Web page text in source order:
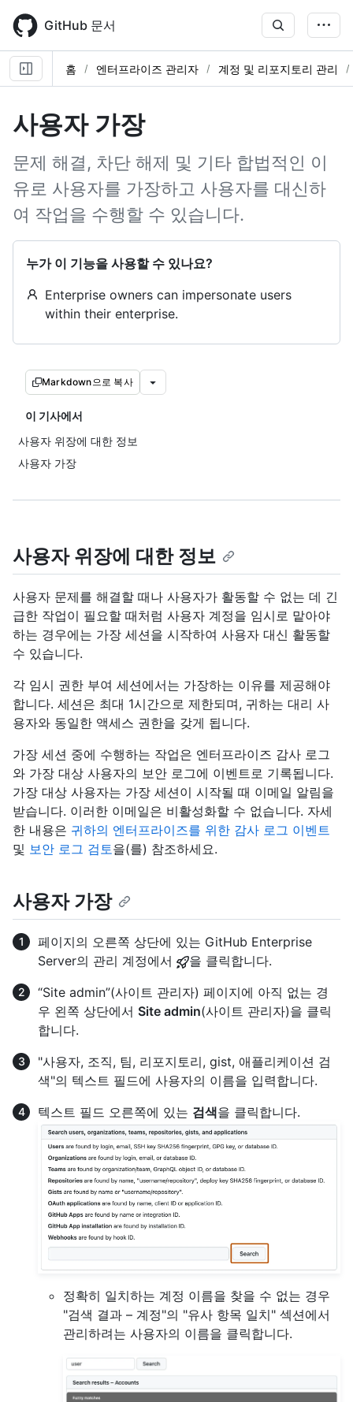
main
content
GitHub 문서
홈 엔터프라이즈 관리자 계정 및 리포지토리 관리
사용자 가장
문제 해결, 차단 해제 및 기타 합법적인 이
유로 사용자를 가장하고 사용자를 대신하
여 작업을 수행할 수 있습니다.
누가 이 기능을 사용할 수 있나요?
Enterprise owners can impersonate users
within their enterprise.
Markdown으로 복사
이 기사에서
사용자 위장에 대한 정보
사용자 가장
사용자 위장에 대한 정보
사용자 문제를 해결할 때나 사용자가 활동할 수 없는 데 긴
급한 작업이 필요할 때처럼 사용자 계정을 임시로 맡아야
하는 경우에는 가장 세션을 시작하여 사용자 대신 활동할
수 있습니다.
각 임시 권한 부여 세션에서는 가장하는 이유를 제공해야
합니다. 세션은 최대 1시간으로 제한되며, 귀하는 대리 사
용자와 동일한 액세스 권한을 갖게 됩니다.
가장 세션 중에 수행하는 작업은 엔터프라이즈 감사 로그
와 가장 대상 사용자의 보안 로그에 이벤트로 기록됩니다.
가장 대상 사용자는 가장 세션이 시작될 때 이메일 알림을
받습니다. 이러한 이메일은 비활성화할 수 없습니다. 자세
한 내용은 귀하의 엔터프라이즈를 위한 감사 로그 이벤트
및 보안 로그 검토을(를) 참조하세요.
사용자 가장
페이지의 오른쪽 상단에 있는 GitHub Enterprise
Server의 관리 계정에서
을 클릭합니다.
“Site admin”(사이트 관리자) 페이지에 아직 없는 경
우 왼쪽 상단에서 Site admin(사이트 관리자)을 클릭
합니다.
"사용자, 조직, 팀, 리포지토리, gist, 애플리케이션 검
색"의 텍스트 필드에 사용자의 이름을 입력합니다.
텍스트 필드 오른쪽에 있는 검색을 클릭합니다.
정확히 일치하는 계정 이름을 찾을 수 없는 경우
"검색 결과 – 계정"의 "유사 항목 일치" 섹션에서
관리하려는 사용자의 이름을 클릭합니다.